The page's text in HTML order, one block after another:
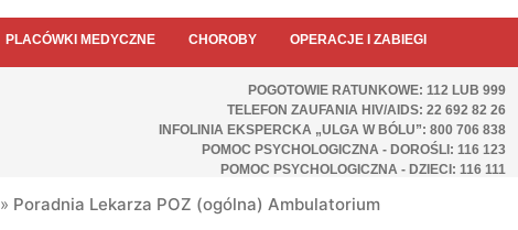
PLACÓWKI MEDYCZNE CHOROBY OPERACJE I ZABIEGI
POGOTOWIE RATUNKOWE: 112 LUB 999
TELEFON ZAUFANIA HIV/AIDS: 22 692 82 26
INFOLINIA EKSPERCKA „ULGA W BÓLU”: 800 706 838
POMOC PSYCHOLOGICZNA - DOROŚLI: 116 123
POMOC PSYCHOLOGICZNA - DZIECI: 116 111
» Poradnia Lekarza POZ (ogólna) Ambulatorium